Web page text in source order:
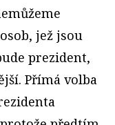
jež jsou
prezident,
Přímá volba